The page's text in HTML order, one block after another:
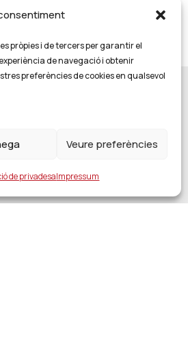
pròpies i de tercers per garantir el
de navegació i obtenir
preferències de cookies en qualsevol
Veure preferències
de privadesaImpressum